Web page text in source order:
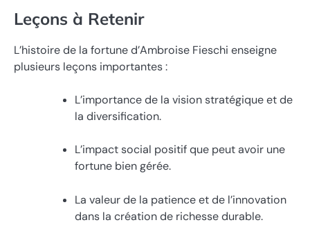
Leçons à Retenir
L’histoire de la fortune d’Ambroise Fieschi enseigne
plusieurs leçons importantes :
L’importance de la vision stratégique et de
la diversification.
L’impact social positif que peut avoir une
fortune bien gérée.
La valeur de la patience et de l’innovation
dans la création de richesse durable.